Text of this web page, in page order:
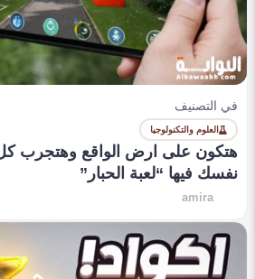
في التصنيف
العلوم والتكنولوجيا
هتكون على ارض الواقع وهتجرب كل
نفسك فيها “لعبة الحبار”
amira